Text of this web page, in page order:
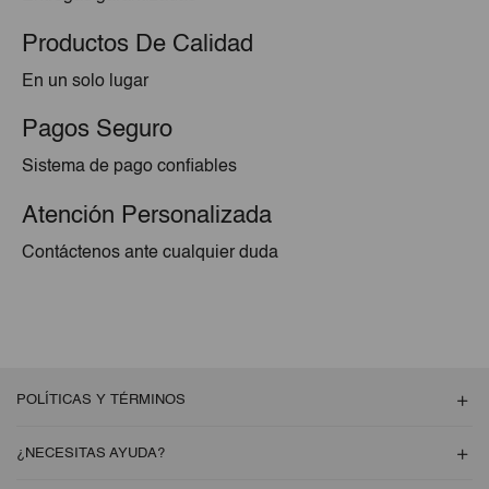
Productos De Calidad
En un solo lugar
Pagos Seguro
Sistema de pago confiables
Atención Personalizada
Contáctenos ante cualquier duda
POLÍTICAS Y TÉRMINOS
¿NECESITAS AYUDA?